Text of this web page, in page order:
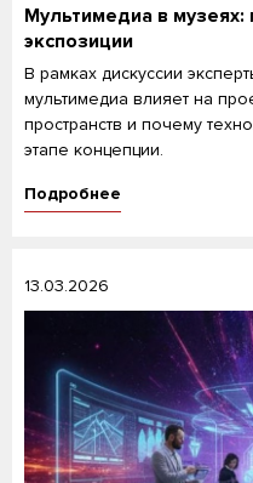
Мультимедиа в музеях:
экспозиции
В рамках дискуссии
мультимедиа влияет на
пространств и почему
этапе концепции.
Подробнее
13.03.2026